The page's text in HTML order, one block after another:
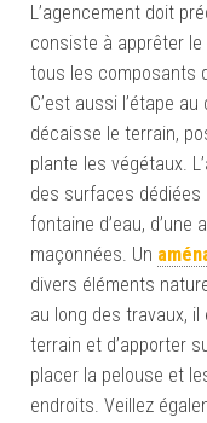
L’agencement doit
consiste à apprêter le
tous les composants
C’est aussi l’étape
décaisse le terrain,
plante les végétaux.
des surfaces dédiées
fontaine d’eau,
maçonnées. Un
divers éléments
au long des travaux,
terrain et d’apporter
placer la pelouse et
endroits. Veillez